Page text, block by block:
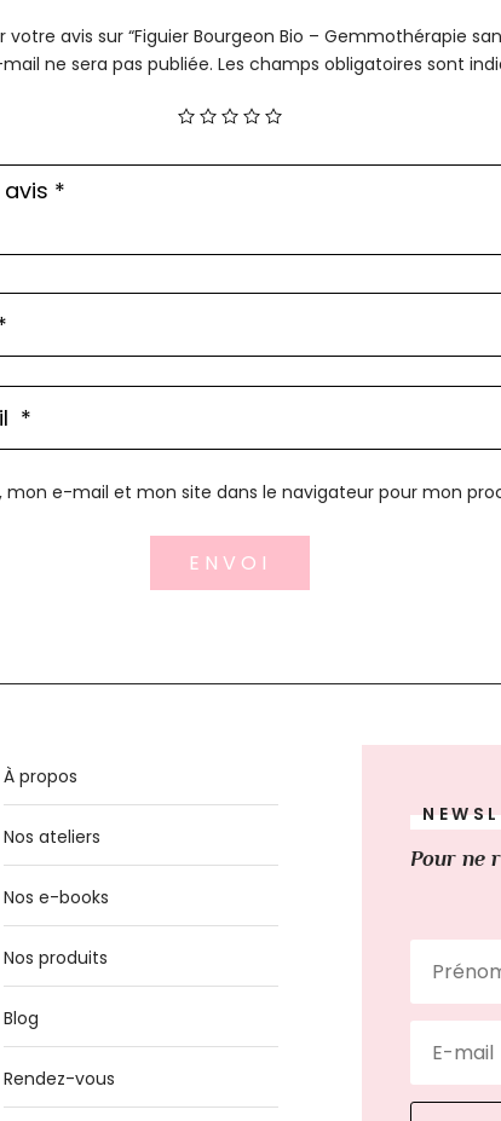
votre avis sur “Figuier Bourgeon Bio – Gemmothérapie
ne sera pas publiée. Les champs obligatoires sont
mon e-mail et mon site dans le navigateur pour mon
ENVOI
À propos
Nos ateliers
Nos e-books
Nos produits
Blog
Rendez-vous
Pour ne